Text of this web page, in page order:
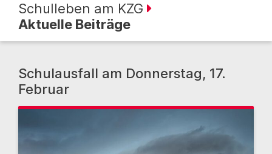
Schulleben am KZG
Aktuelle Beiträge
Schulausfall am Donnerstag, 17.
Februar